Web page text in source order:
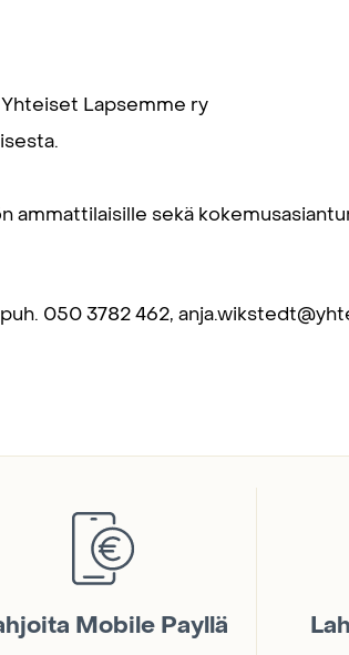
Lapsemme ry
ammattilaisille sekä
050 3782 462,
Mobile Payllä